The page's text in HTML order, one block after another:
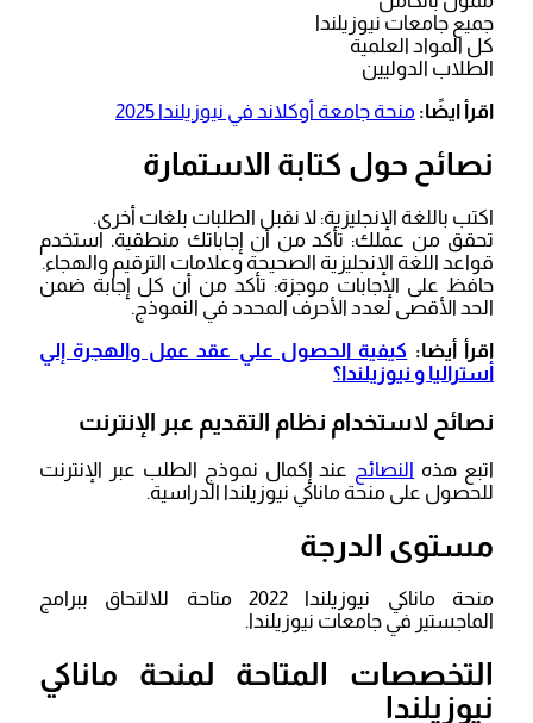
جميع جامعات نيوزيلندا
كل المواد العلمية
الطلاب الدوليين
اقرأ ايضًا: منحة جامعة أوكلاند في نيوزيلندا 2025
نصائح حول كتابة الاستمارة
اكتب باللغة الإنجليزية: لا نقبل الطلبات بلغات أخرى.
تحقق من عملك: تأكد من أن إجاباتك منطقية. استخدم
قواعد اللغة الإنجليزية الصحيحة وعلامات الترقيم والهجاء.
حافظ على الإجابات موجزة: تأكد من أن كل إجابة ضمن
الحد الأقصى لعدد الأحرف المحدد في النموذج.
اقرأ أيضا: كيفية الحصول علي عقد عمل والهجرة إلي
أستراليا و نيوزيلندا؟
نصائح لاستخدام نظام التقديم عبر الإنترنت
اتبع هذه النصائح عند إكمال نموذج الطلب عبر الإنترنت
للحصول على منحة ماناكي نيوزيلندا الدراسية.
مستوى الدرجة
منحة ماناكي نيوزيلندا 2022 متاحة للالتحاق ببرامج
الماجستير في جامعات نيوزيلندا.
التخصصات المتاحة لمنحة ماناكي
نيوزيلندا